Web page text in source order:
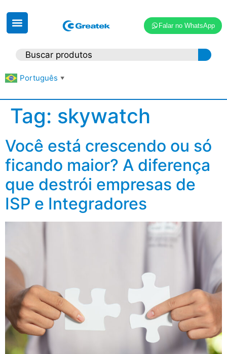
Falar no WhatsApp
Português ▼
Tag: skywatch
Você está crescendo ou só
ficando maior? A diferença
que destrói empresas de
ISP e Integradores